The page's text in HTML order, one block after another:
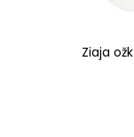
Ziaja